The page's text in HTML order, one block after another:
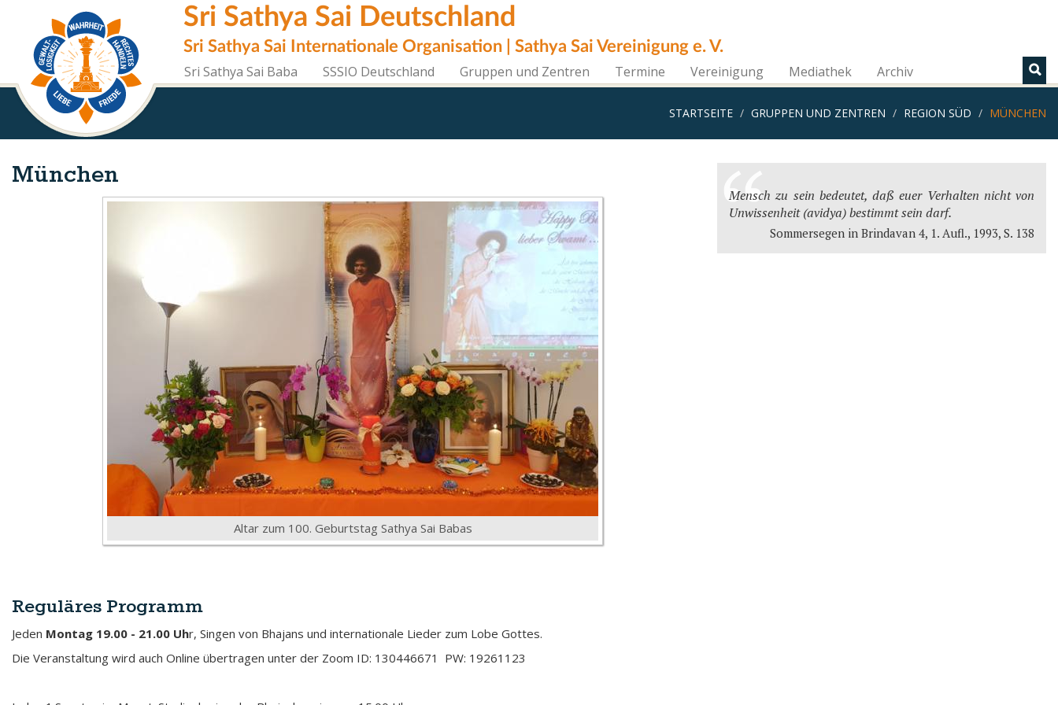
Sri Sathya Sai Deutschland
Sri Sathya Sai Internationale Organisation | Sathya Sai Vereinigung e. V.
Sri Sathya Sai Baba
SSSIO Deutschland Gruppen und Zentren Termine Vereinigung Mediathek Archiv
STARTSEITE GRUPPEN UND ZENTREN REGION SÜD MÜNCHEN
München
Altar zum 100. Geburtstag Sathya Sai Babas
Reguläres Programm
Jeden Montag 19.00 - 21.00 Uhr, Singen von Bhajans und internationale Lieder zum Lobe Gottes.
Die Veranstaltung wird auch Online übertragen unter der Zoom ID: 130446671 PW: 19261123
Mensch zu sein bedeutet, daß euer Verhalten nicht von
Unwissenheit (avidya) bestimmt sein darf.
Sommersegen in Brindavan 4, 1. Aufl., 1993, S. 138